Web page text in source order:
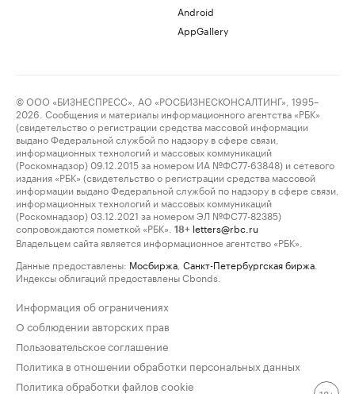
Android
AppGallery
© ООО «БИЗНЕСПРЕСС», АО «РОСБИЗНЕСКОНСАЛТИНГ», 1995–
2026. Сообщения и материалы информационного агентства «РБК»
(свидетельство о регистрации средства массовой информации
выдано Федеральной службой по надзору в сфере связи,
информационных технологий и массовых коммуникаций
(Роскомнадзор) 09.12.2015 за номером ИА №ФС77-63848) и сетевого
издания «РБК» (свидетельство о регистрации средства массовой
информации выдано Федеральной службой по надзору в сфере связи,
информационных технологий и массовых коммуникаций
(Роскомнадзор) 03.12.2021 за номером ЭЛ №ФС77-82385)
сопровождаются пометкой «РБК».
18+ letters@rbc.ru
Владельцем сайта является информационное агентство «РБК».
Данные предоставлены: Мосбиржа Санкт-Петербургская биржа
Индексы облигаций предоставлены Cbonds.
Информация об ограничениях
О соблюдении авторских прав
Пользовательское соглашение
Политика в отношении обработки персональных данных
Политика обработки файлов cookie